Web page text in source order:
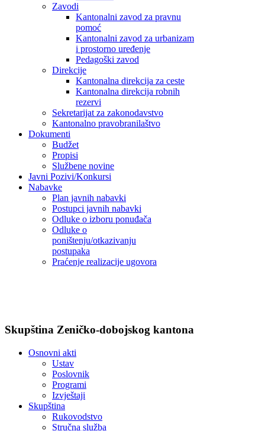
Zavodi
Kantonalni zavod za pravnu
pomoć
Kantonalni zavod za urbanizam
i prostorno uređenje
Pedagoški zavod
Direkcije
Kantonalna direkcija za ceste
Kantonalna direkcija robnih
rezervi
Sekretarijat za zakonodavstvo
Kantonalno pravobranilaštvo
Dokumenti
Budžet
Propisi
Službene novine
Javni Pozivi/Konkursi
Nabavke
Plan javnih nabavki
Postupci javnih nabavki
Odluke o izboru ponuđača
Odluke o
poništenju/otkazivanju
postupaka
Praćenje realizacije ugovora
Skupština Zeničko-dobojskog kantona
Osnovni akti
Ustav
Poslovnik
Programi
Izvještaji
Skupština
Rukovodstvo
Stručna služba